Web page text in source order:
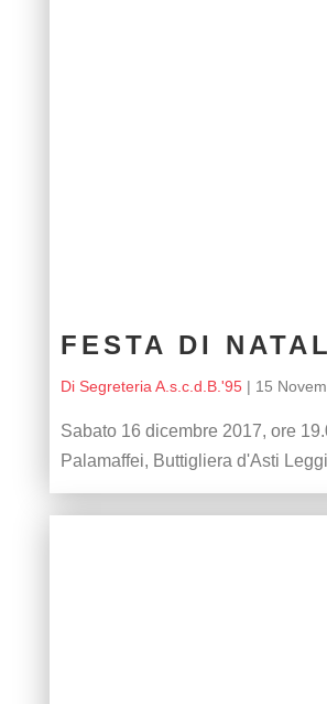
FESTA DI
Di Segreteria A.s.c.d.B.'95| 15
Sabato 16 dicembre 2017, ore
Palamaffei, Buttigliera d'Asti